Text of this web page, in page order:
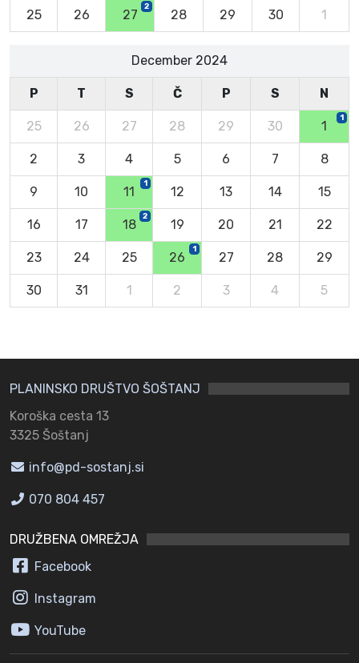
25 26 27
2
28 29 30 1
December 2024
P T S Č P S N
25 26 27 28 29 30 1
1
2 3 4 5 6 7 8
9 10 11
1
12 13 14 15
16 17 18
2
19 20 21 22
23 24 25 26
1
27 28 29
30 31 1 2 3 4 5
PLANINSKO DRUŠTVO ŠOŠTANJ
Koroška cesta 13
3325 Šoštanj
info@pd-sostanj.si
070 804 457
DRUŽBENA OMREŽJA
Facebook
Instagram
YouTube